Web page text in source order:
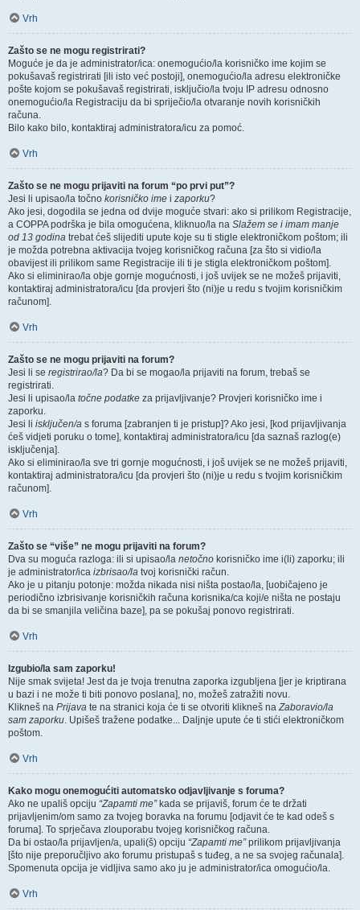
Vrh
Zašto se ne mogu registrirati?
Moguće je da je administrator/ica: onemogućio/la korisničko ime kojim se
pokušavaš registrirati [ili isto već postoji], onemogućio/la adresu elektroničke
pošte kojom se pokušavaš registrirati, isključio/la tvoju IP adresu odnosno
onemogućio/la Registraciju da bi spriječio/la otvaranje novih korisničkih
računa.
Bilo kako bilo, kontaktiraj administratora/icu za pomoć.
Vrh
Zašto se ne mogu prijaviti na forum “po prvi put”?
Jesi li upisao/la točno korisničko ime i zaporku?
Ako jesi, dogodila se jedna od dvije moguće stvari: ako si prilikom Registracije,
a COPPA podrška je bila omogućena, kliknuo/la na Slažem se i imam manje
od 13 godina trebat ćeš slijediti upute koje su ti stigle elektroničkom poštom; ili
je možda potrebna aktivacija tvojeg korisničkog računa [za što si vidio/la
obavijest ili prilikom same Registracije ili ti je stigla elektroničkom poštom].
Ako si eliminirao/la obje gornje mogućnosti, i još uvijek se ne možeš prijaviti,
kontaktiraj administratora/icu [da provjeri što (ni)je u redu s tvojim korisničkim
računom].
Vrh
Zašto se ne mogu prijaviti na forum?
Jesi li se registrirao/la? Da bi se mogao/la prijaviti na forum, trebaš se
registrirati.
Jesi li upisao/la točne podatke za prijavljivanje? Provjeri korisničko ime i
zaporku.
Jesi li isključen/a s foruma [zabranjen ti je pristup]? Ako jesi, [kod prijavljivanja
ćeš vidjeti poruku o tome], kontaktiraj administratora/icu [da saznaš razlog(e)
isključenja].
Ako si eliminirao/la sve tri gornje mogućnosti, i još uvijek se ne možeš prijaviti,
kontaktiraj administratora/icu [da provjeri što (ni)je u redu s tvojim korisničkim
računom].
Vrh
Zašto se “više” ne mogu prijaviti na forum?
Dva su moguća razloga: ili si upisao/la netočno korisničko ime i(li) zaporku; ili
je administrator/ica izbrisao/la tvoj korisnički račun.
Ako je u pitanju potonje: možda nikada nisi ništa postao/la, [uobičajeno je
periodično izbrisivanje korisničkih računa korisnika/ca koji/e ništa ne postaju
da bi se smanjila veličina baze], pa se pokušaj ponovo registrirati.
Vrh
Izgubio/la sam zaporku!
Nije smak svijeta! Jest da je tvoja trenutna zaporka izgubljena [jer je kriptirana
u bazi i ne može ti biti ponovo poslana], no, možeš zatražiti novu.
Klikneš na Prijava te na stranici koja će ti se otvoriti klikneš naZaboravio/la
sam zaporku. Upišeš tražene podatke... Daljnje upute će ti stići elektroničkom
poštom.
Vrh
Kako mogu onemogućiti automatsko odjavljivanje s foruma?
Ako ne upališ opciju “Zapamti me”kada se prijaviš, forum će te držati
prijavljenim/om samo za tvojeg boravka na forumu [odjavit će te kad odeš s
foruma]. To sprječava zlouporabu tvojeg korisničkog računa.
Da bi ostao/la prijavljen/a, upali(š) opciju “Zapamti me”prilikom prijavljivanja
[što nije preporučljivo ako forumu pristupaš s tuđeg, a ne sa svojeg računala].
Spomenuta opcija je vidljiva samo ako ju je administrator/ica omogućio/la.
Vrh